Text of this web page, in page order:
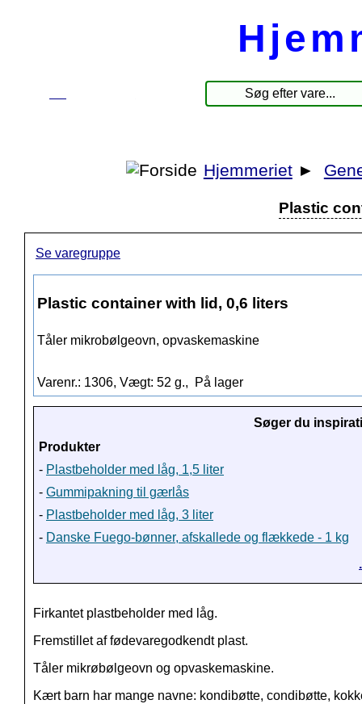
Hjemmeriet ►
Plastic
Se varegruppe
Plastic container with lid, 0,6 liters
Tåler mikrobølgeovn, opvaskemaskine
Varenr.: 1306, Vægt: 52 g., På lager
Søger du
Produkter
- Plastbeholder med låg, 1,5 liter
- Gummipakning til gærlås
- Plastbeholder med låg, 3 liter
- Danske Fuego-bønner, afskallede og flækkede - 1 kg
Firkantet plastbeholder med låg.
Fremstillet af fødevaregodkendt plast.
Tåler mikrøbølgeovn og opvaskemaskine.
Kært barn har mange navne: kondibøtte, condibøtte,